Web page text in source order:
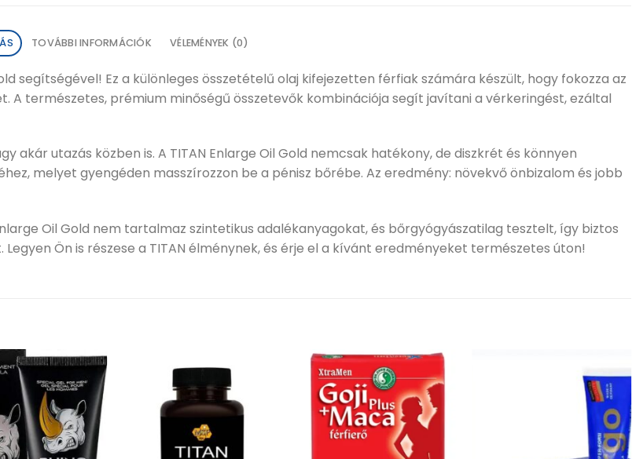
TOVÁBBI INFORMÁCIÓK VÉLEMÉNYEK (0)
segítségével! Ez a különleges összetételű olaj kifejezetten férfiak számára készült, hogy fokozza az
természetes, prémium minőségű összetevők kombinációja segít javítani a vérkeringést, ezáltal
akár utazás közben is. A TITAN Enlarge Oil Gold nemcsak hatékony, de diszkrét és könnyen
melyet gyengéden masszírozzon be a pénisz bőrébe. Az eredmény: növekvő önbizalom és jobb
Oil Gold nem tartalmaz szintetikus adalékanyagokat, és bőrgyógyászatilag tesztelt, így biztos
Ön is részese a TITAN élménynek, és érje el a kívánt eredményeket természetes úton!
Kívánságlistához
adás
Kívánságlistához
adás
Kívánságlistához
adás
Kívánságlistához
adás